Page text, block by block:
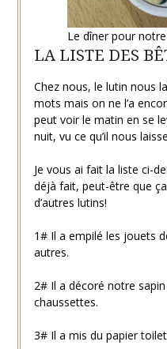
Le dîner pour
LA LISTE DES
Chez nous, le lutin nous
mots mais on ne l’a
peut voir le matin en se
nuit, vu ce qu’il nous
Je vous ai fait la liste ci-
déjà fait, peut-être que
d’autres lutins!
1# Il a empilé les jouets
autres.
2# Il a décoré notre
chaussettes.
3# Il a mis du papier